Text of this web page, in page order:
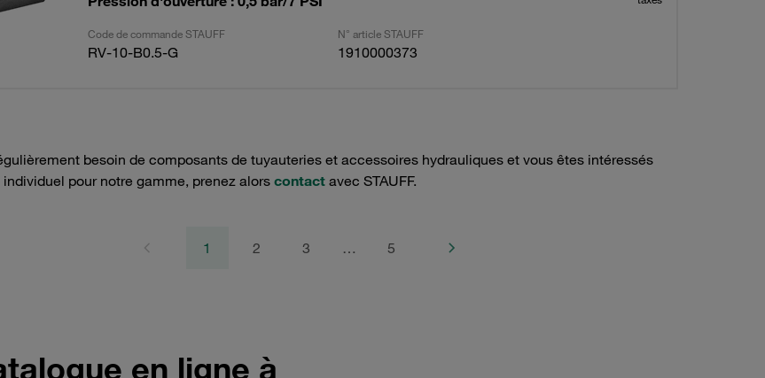
Code de commande STAUFF N° article STAUFF
RV-10-B0.5-G 1910000373
besoin de composants de tuyauteries et accessoires hydrauliques et vous êtes intéressés
individuel pour notre gamme, prenez alorscontactavec STAUFF.
1 2 3 … 5
en ligne à